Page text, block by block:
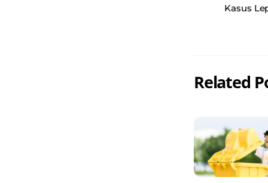
Kasus
Related